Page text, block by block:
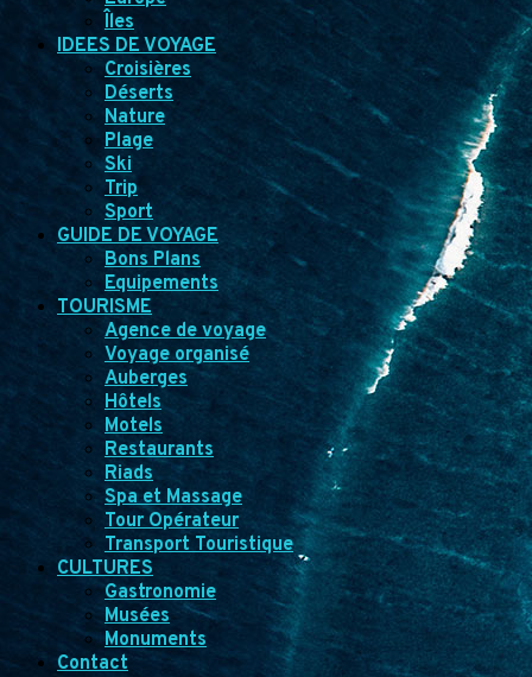
Îles
IDEES DE VOYAGE
Croisières
Déserts
Nature
Plage
Ski
Trip
Sport
GUIDE DE VOYAGE
Bons Plans
Equipements
TOURISME
Agence de voyage
Voyage organisé
Auberges
Hôtels
Motels
Restaurants
Riads
Spa et Massage
Tour Opérateur
Transport Touristique
CULTURES
Gastronomie
Musées
Monuments
Contact